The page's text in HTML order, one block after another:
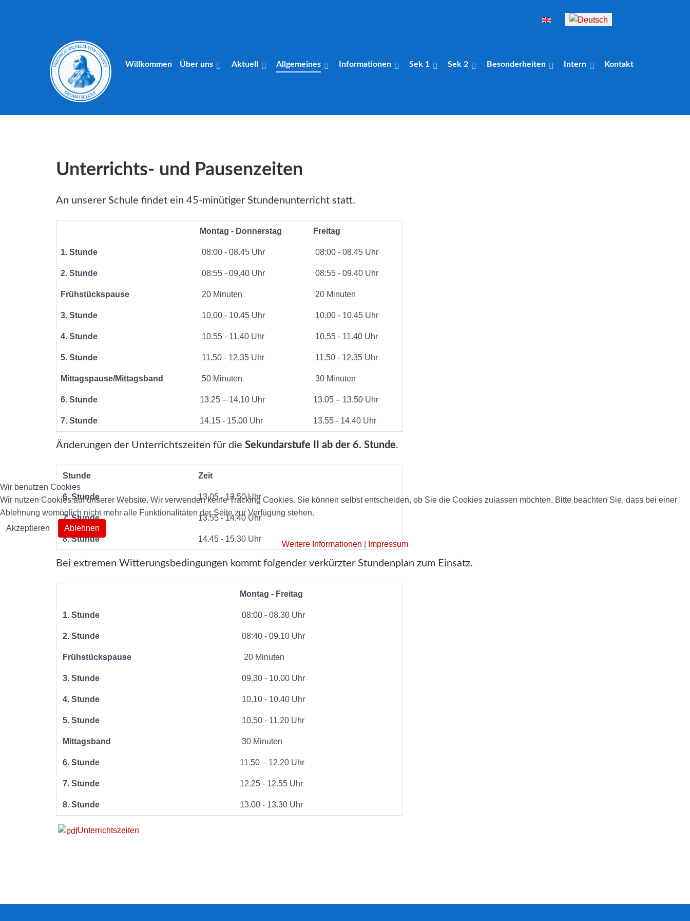
Sprache auswählen
Willkommen Über uns Aktuell Allgemeines Informationen Sek 1 Sek 2 Besonderheiten Intern Kontakt
Unterrichts- und Pausenzeiten
An unserer Schule findet ein 45-minütiger Stundenunterricht statt.
Montag - Donnerstag Freitag
1. Stunde 08:00 - 08.45 Uhr 08:00 - 08.45 Uhr
2. Stunde 08:55 - 09.40 Uhr 08:55 - 09.40 Uhr
Frühstückspause 20 Minuten 20 Minuten
3. Stunde 10.00 - 10.45 Uhr 10.00 - 10.45 Uhr
4. Stunde 10.55 - 11.40 Uhr 10.55 - 11.40 Uhr
5. Stunde 11.50 - 12.35 Uhr 11.50 - 12.35 Uhr
Mittagspause/Mittagsband 50 Minuten 30 Minuten
6. Stunde 13.25 – 14.10 Uhr 13.05 – 13.50 Uhr
7. Stunde 14.15 - 15.00 Uhr 13.55 - 14.40 Uhr
Änderungen der Unterrichtszeiten für die Sekundarstufe II ab der 6. Stunde.
Stunde Zeit
6. Stunde 13.05 - 13.50 Uhr
7. Stunde 13.55 - 14.40 Uhr
8. Stunde 14.45 - 15.30 Uhr
Bei extremen Witterungsbedingungen kommt folgender verkürzter Stundenplan zum Einsatz.
Montag - Freitag
1. Stunde 08:00 - 08.30 Uhr
2. Stunde 08:40 - 09.10 Uhr
Frühstückspause 20 Minuten
3. Stunde 09.30 - 10.00 Uhr
4. Stunde 10.10 - 10.40 Uhr
5. Stunde 10.50 - 11.20 Uhr
Mittagsband 30 Minuten
6. Stunde 11.50 – 12.20 Uhr
7. Stunde 12.25 - 12.55 Uhr
8. Stunde 13.00 - 13.30 Uhr
Unterrichtszeiten
Wir benutzen Cookies
Wir nutzen Cookies auf unserer Website. Wir verwenden keine Tracking Cookies. Sie können selbst entscheiden, ob Sie die Cookies zulassen möchten. Bitte beachten Sie, dass bei einer
Ablehnung womöglich nicht mehr alle Funktionalitäten der Seite zur Verfügung stehen.
Akzeptieren
Ablehnen
Weitere Informationen
Impressum